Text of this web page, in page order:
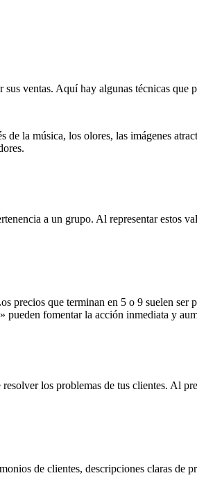
ventas. Aquí hay algunas técnicas que
la música, los olores, las imágenes
a un grupo. Al representar estos
que terminan en 5 o 9 suelen
fomentar la acción inmediata y
los problemas de tus clientes. Al
de clientes, descripciones claras de